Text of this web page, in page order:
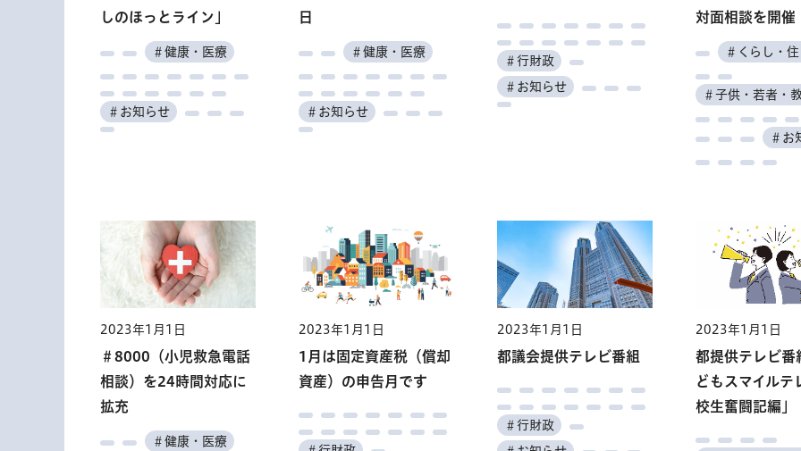
しのほっとライン」
＃健康・医療
＃お知らせ
日
＃健康・医療
＃お知らせ
＃行財政
＃お知らせ
対面相談を開催
＃くらし・
＃子供・若者・
＃お
2023年1月1日
＃8000（小児救急電話
相談）を24時間対応に
拡充
＃健康・医療
2023年1月1日
1月は固定資産税（償却
資産）の申告月です
2023年1月1日
都議会提供テレビ番組
＃行財政
2023年1月1日
都提供テレビ番
どもスマイル
校生奮闘記編」
奪還」
＃行財政
道
＃催し
＃子供・若者・教育
＃文化・芸術
＃インフラ・ま
＃水道・下水道
障害者のためのふれあ
いコンサート
＃高齢者・福祉
＃文化・芸術
都民クルーズ 客船「に
っぽん丸」「春の八丈
島・青ヶ島周遊クルー
ズ」
東京都美術館「障害の
ある方のための特別鑑
賞会」
＃文化・芸術
WOODコレク
（モクコレ）
＃環境・自然
＃産業・仕事
年、養育院創立150年
記念講演
＃健康・医療
実習
＃インフラ・まちづくり
＃子供・若者・教育
＃学ぶ
＃環境・自然
＃学
2023年1月1日
高齢ドライバー 交通
安全セミナー
＃高齢者・福祉
2023年1月1日
企業向けメンタルヘル
スケア講演会 オンラ
＃健康・医療
2023年1月1日
東京都立大学オープン
問題を考える 特別
編」
2023年1月1日
出産・育児にも
ンコンシャス・
スに気づくセミ
＃産業・仕事 ＃産業・仕事
＃働く
＃産業・
＃働く
2023年1月1日
中小企業従業員生活資
か、すくすく・ささえ
他）
＃その他
＃高齢者・福祉
＃その他
＃産業・仕事
＃行財政
＃その他
2023年1月1日
（ちゅうがっこうやか
んがっきゅうせいと）
＃子供・若者・教育
奪還」
＃行財政
＃産業・仕事
記念講演
＃健康・医療
道
2023年1月1日
医療ソーシャルワーカ
ーによる「医療と暮ら
しのほっとライン」
下水道モニター
＃その他
特別支援学校総合文化
祭
＃子供・若者・教育
＃文化・芸術
職業能力開発セ
ー 4月入校生
＃産業・